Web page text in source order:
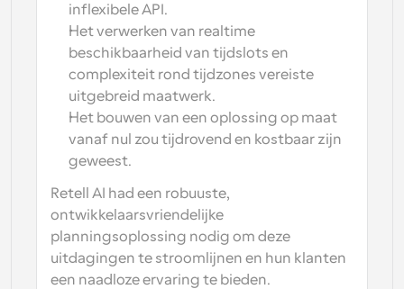
inflexibele API.
Het verwerken van realtime
beschikbaarheid van tijdslots en
complexiteit rond tijdzones vereiste
uitgebreid maatwerk.
Het bouwen van een oplossing op maat
vanaf nul zou tijdrovend en kostbaar zijn
geweest.
Retell AI had een robuuste,
ontwikkelaarsvriendelijke
planningsoplossing nodig om deze
uitdagingen te stroomlijnen en hun klanten
een naadloze ervaring te bieden.